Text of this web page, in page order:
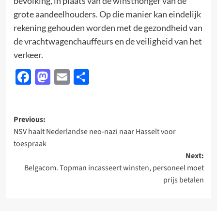
grote aandeelhouders. Op die manier kan eindelijk
rekening gehouden worden met de gezondheid van
de vrachtwagenchauffeurs en de veiligheid van het
verkeer.
Facebook
Mastodon
EmailDelen
Post
navigation
Previous:
NSV haalt Nederlandse neo-nazi naar Hasselt voor
toespraak
Next:
Belgacom. Topman incasseert winsten, personeel moet
prijs betalen